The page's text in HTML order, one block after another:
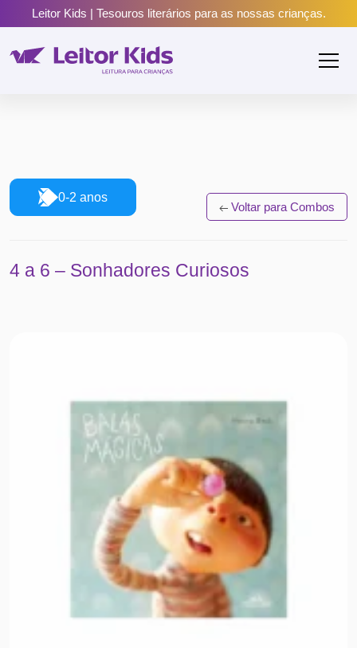
Leitor Kids | Tesouros literários para as nossas crianças.
0-2 anos
Voltar para Combos
4 a 6 – Sonhadores Curiosos